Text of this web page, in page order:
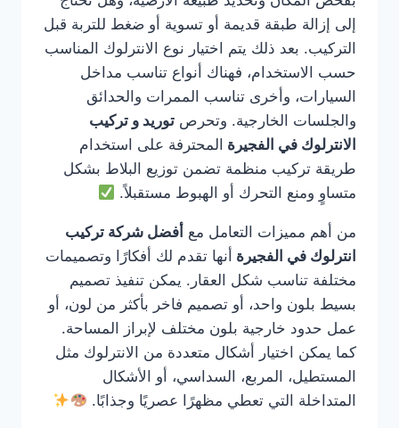
إلى إزالة طبقة قديمة أو تسوية أو ضغط للتربة قبل
التركيب. بعد ذلك يتم اختيار نوع الانترلوك المناسب
حسب الاستخدام، فهناك أنواع تناسب مداخل
السيارات، وأخرى تناسب الممرات والحدائق
والجلسات الخارجية. وتحرص توريد و تركيب
الانترلوك في الفجيرة المحترفة على استخدام
طريقة تركيب منظمة تضمن توزيع البلاط بشكل
متساوٍ ومنع التحرك أو الهبوط مستقبلاً.
من أهم مميزات التعامل مع أفضل شركة تركيب
انترلوك في الفجيرة أنها تقدم لك أفكارًا وتصميمات
مختلفة تناسب شكل العقار. يمكن تنفيذ تصميم
بسيط بلون واحد، أو تصميم فاخر بأكثر من لون، أو
عمل حدود خارجية بلون مختلف لإبراز المساحة.
كما يمكن اختيار أشكال متعددة من الانترلوك مثل
المستطيل، المربع، السداسي، أو الأشكال
المتداخلة التي تعطي مظهرًا عصريًا وجذابًا.